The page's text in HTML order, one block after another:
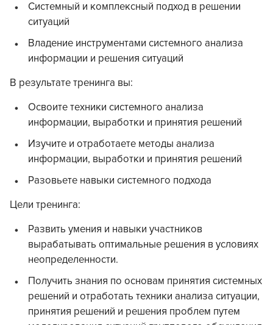
Системный и комплексный подход в решении
ситуаций
Владение инструментами системного анализа
информации и решения ситуаций
В результате тренинга вы:
Освоите техники системного анализа
информации, выработки и принятия решений
Изучите и отработаете методы анализа
информации, выработки и принятия решений
Разовьете навыки системного подхода
Цели тренинга:
Развить умения и навыки участников
вырабатывать оптимальные решения в условиях
неопределенности.
Получить знания по основам принятия системных
решений и отработать техники анализа ситуации,
принятия решений и решения проблем путем